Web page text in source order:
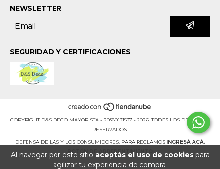
Al navegar por este sitio aceptás el uso de cookiespara
agilizar tu experiencia de compra.
NEWSLETTER
SEGURIDAD Y CERTIFICACIONES
COPYRIGHT D&S DECO MAYORISTA - 20380131537 - 2026. TODOS LOS DERECHOS
RESERVADOS.
DEFENSA DE LAS Y LOS CONSUMIDORES. PARA RECLAMOS INGRESÁ ACÁ.
BOTÓN DE ARREPENTIMIENTO